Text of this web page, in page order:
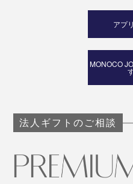
ティションで準大賞を受
アプ
MONOCO
法人ギフトのご相談